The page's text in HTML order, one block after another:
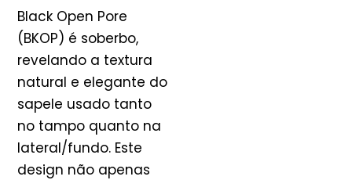
Black Open Pore
(BKOP) é soberbo,
revelando a textura
natural e elegante do
sapele usado tanto
no tampo quanto na
lateral/fundo. Este
design não apenas